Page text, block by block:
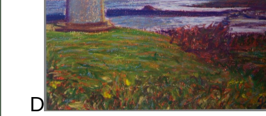
D